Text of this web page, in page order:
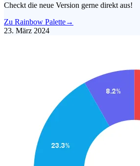
Checkt die neue Version gerne direkt aus!
Zu Rainbow Palette→
23. März 2024